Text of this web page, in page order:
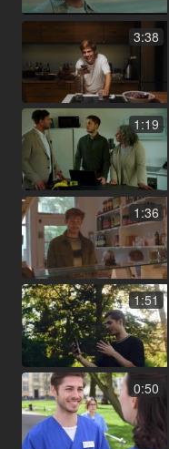
3:38
1:19
1:36
1:51
0:50